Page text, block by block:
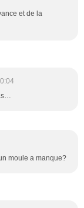
et de la
moule a manque?